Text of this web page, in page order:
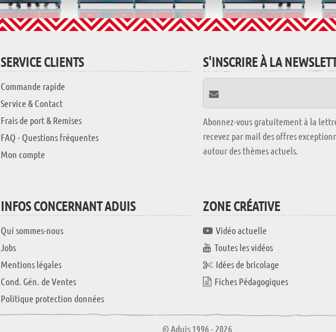
SERVICE CLIENTS
Commande rapide
Service & Contact
Frais de port & Remises
FAQ - Questions fréquentes
Mon compte
S'INSCRIRE À LA
Abonnez-vous gratuitement à la
recevez par mail des offres
autour des thèmes actuels.
INFOS CONCERNANT ADUIS
Qui sommes-nous
Jobs
Mentions légales
Cond. Gén. de Ventes
Politique protection données
ZONE CRÉATIVE
Vidéo actuelle
Toutes les vidéos
Idées de bricolage
Fiches Pédagogiques
© Aduis 1996 - 2026